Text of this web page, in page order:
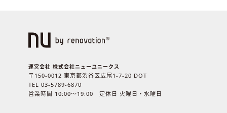
運営会社 株式会社ニューユニークス
〒150-0012 東京都渋谷区広尾1-7-20 DOT
TEL 03-5789-6870
営業時間 10:00〜19:00 定休日 火曜日・水曜日